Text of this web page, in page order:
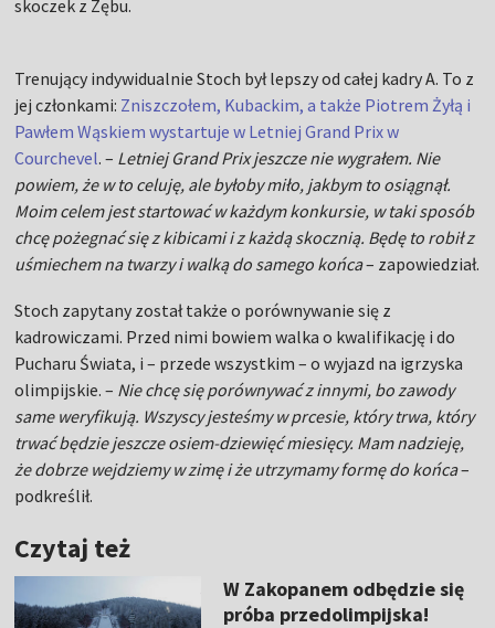
skoczek z Zębu.
Trenujący indywidualnie Stoch był lepszy od całej kadry A. To z
jej członkami: Zniszczołem, Kubackim, a także Piotrem Żyłą i
Pawłem Wąskiem wystartuje w Letniej Grand Prix w
Courchevel. – Letniej Grand Prix jeszcze nie wygrałem. Nie
powiem, że w to celuję, ale byłoby miło, jakbym to osiągnął.
Moim celem jest startować w każdym konkursie, w taki sposób
chcę pożegnać się z kibicami i z każdą skocznią. Będę to robił z
uśmiechem na twarzy i walką do samego końca– zapowiedział.
Stoch zapytany został także o porównywanie się z
kadrowiczami. Przed nimi bowiem walka o kwalifikację i do
Pucharu Świata, i – przede wszystkim – o wyjazd na igrzyska
olimpijskie. – Nie chcę się porównywać z innymi, bo zawody
same weryfikują. Wszyscy jesteśmy w prcesie, który trwa, który
trwać będzie jeszcze osiem-dziewięć miesięcy. Mam nadzieję,
że dobrze wejdziemy w zimę i że utrzymamy formę do końca–
podkreślił.
Czytaj też
W Zakopanem odbędzie się
próba przedolimpijska!